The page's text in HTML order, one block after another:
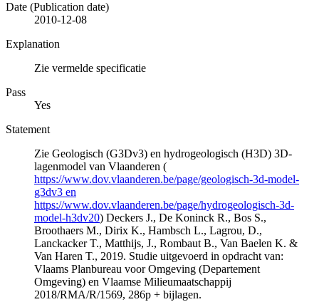
Date (Publication date)
2010-12-08
Explanation
Zie vermelde specificatie
Pass
Yes
Statement
Zie Geologisch (G3Dv3) en hydrogeologisch (H3D) 3D-
lagenmodel van Vlaanderen (
https://www.dov.vlaanderen.be/page/geologisch-3d-model-
g3dv3 en
https://www.dov.vlaanderen.be/page/hydrogeologisch-3d-
model-h3dv20) Deckers J., De Koninck R., Bos S.,
Broothaers M., Dirix K., Hambsch L., Lagrou, D.,
Lanckacker T., Matthijs, J., Rombaut B., Van Baelen K. &
Van Haren T., 2019. Studie uitgevoerd in opdracht van:
Vlaams Planbureau voor Omgeving (Departement
Omgeving) en Vlaamse Milieumaatschappij
2018/RMA/R/1569, 286p + bijlagen.